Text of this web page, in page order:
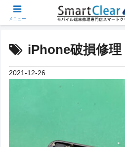
iPhone破損修理
2021-12-26
メニュー